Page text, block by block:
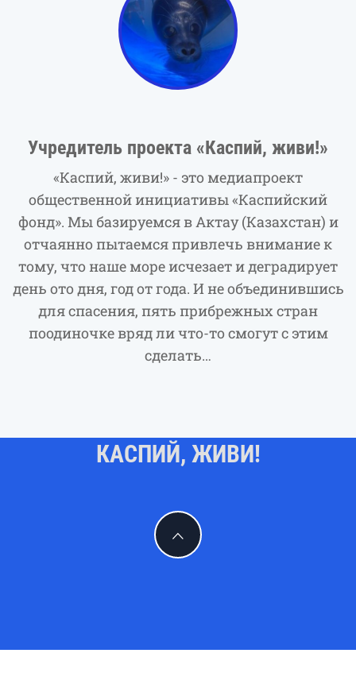
Учредитель проекта «Каспий, живи!»
«Каспий, живи!» - это медиапроект
общественной инициативы «Каспийский
фонд». Мы базируемся в Актау (Казахстан) и
отчаянно пытаемся привлечь внимание к
тому, что наше море исчезает и деградирует
день ото дня, год от года. И не объединившись
для спасения, пять прибрежных стран
поодиночке вряд ли что-то смогут с этим
сделать…
КАСПИЙ, ЖИВИ!